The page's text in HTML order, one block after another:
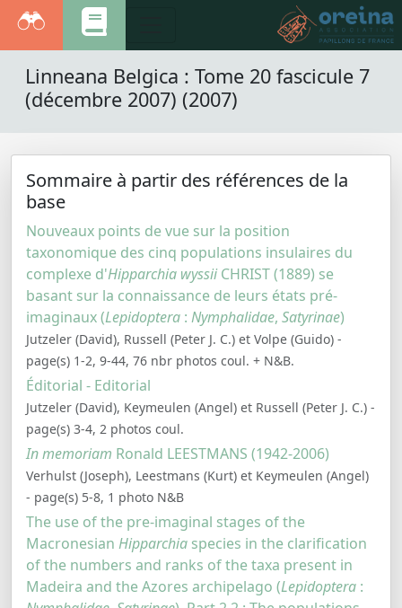
Linneana Belgica : Tome 20 fascicule 7
(décembre 2007) (2007)
Sommaire à partir des références de la
base
Nouveaux points de vue sur la position
taxonomique des cinq populations insulaires du
complexe d'Hipparchia wyssiiCHRIST (1889) se
basant sur la connaissance de leurs états pré-
imaginaux (Lepidoptera : Nymphalidae, Satyrinae)
Jutzeler (David), Russell (Peter J. C.) et Volpe (Guido) -
page(s) 1-2, 9-44, 76 nbr photos coul. + N&B.
Éditorial - Editorial
Jutzeler (David), Keymeulen (Angel) et Russell (Peter J. C.) -
page(s) 3-4, 2 photos coul.
In memoriam Ronald LEESTMANS (1942-2006)
Verhulst (Joseph), Leestmans (Kurt) et Keymeulen (Angel)
- page(s) 5-8, 1 photo N&B
The use of the pre-imaginal stages of the
Macronesian Hipparchia species in the clarification
of the numbers and ranks of the taxa present in
Madeira and the Azores archipelago (Lepidoptera :